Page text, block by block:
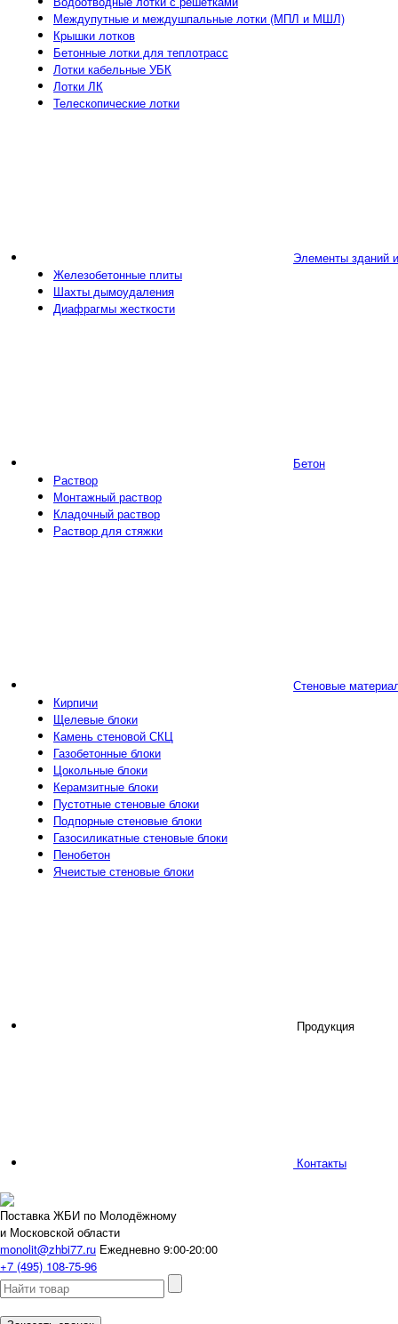
Междупутные и междушпальные лотки (МПЛ и МШЛ)
Крышки лотков
Бетонные лотки для теплотрасс
Лотки кабельные УБК
Лотки ЛК
Телескопические лотки
Элементы зданий
Железобетонные плиты
Шахты дымоудаления
Диафрагмы жесткости
Бетон
Раствор
Монтажный раствор
Кладочный раствор
Раствор для стяжки
Стеновые
Кирпичи
Щелевые блоки
Камень стеновой СКЦ
Газобетонные блоки
Цокольные блоки
Керамзитные блоки
Пустотные стеновые блоки
Подпорные стеновые блоки
Газосиликатные стеновые блоки
Пенобетон
Ячеистые стеновые блоки
Продукция
Контакты
Поставка ЖБИ по Молодёжному
и Московской области
monolit@zhbi77.ru Ежедневно 9:00-20:00
+7 (495) 108-75-96